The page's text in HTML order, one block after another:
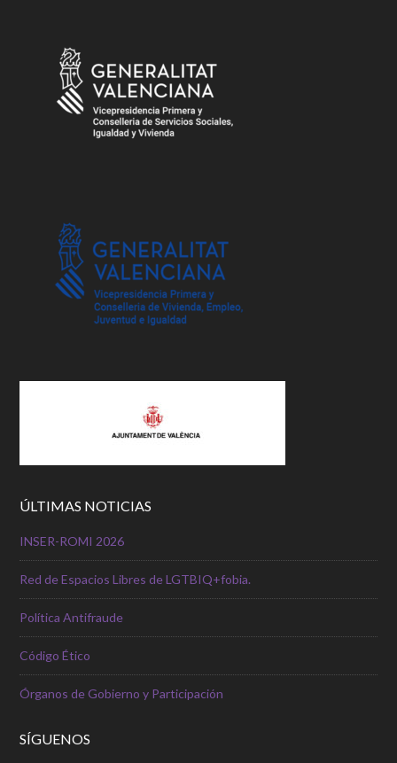
ÚLTIMAS NOTICIAS
INSER-ROMI 2026
Red de Espacios Libres de LGTBIQ+fobia.
Política Antifraude
Código Ético
Órganos de Gobierno y Participación
SÍGUENOS